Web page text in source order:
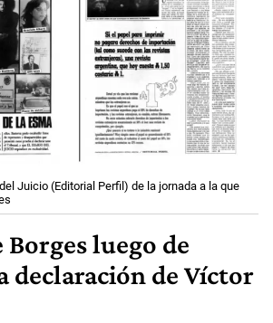
Juicio (Editorial Perfil) de la jornada a la que
luego de
declaración de Víctor